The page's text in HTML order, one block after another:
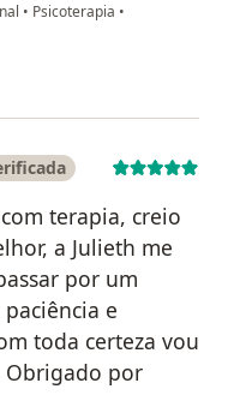
• Psicoterapia •
terapia, creio
a Julieth me
por um
e
toda certeza vou
Obrigado por